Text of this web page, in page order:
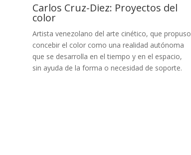
Carlos Cruz-Diez: Proyectos del
color
Artista venezolano del arte cinético, que propuso
concebir el color como una realidad autónoma
que se desarrolla en el tiempo y en el espacio,
sin ayuda de la forma o necesidad de soporte.